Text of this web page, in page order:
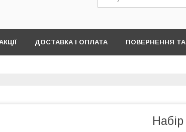
ДОСТАВКА І ОПЛАТА ПОВЕРНЕННЯ